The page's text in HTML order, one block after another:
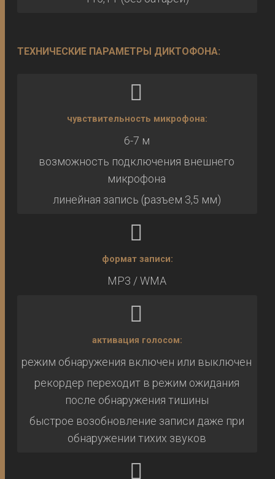
ТЕХНИЧЕСКИЕ ПАРАМЕТРЫ ДИКТОФОНА:
чувствительность микрофона:
6-7 м
возможность подключения внешнего
микрофона
линейная запись (разъем 3,5 мм)
формат записи:
MP3 / WMA
активация голосом:
режим обнаружения включен или выключен
рекордер переходит в режим ожидания
после обнаружения тишины
быстрое возобновление записи даже при
обнаружении тихих звуков